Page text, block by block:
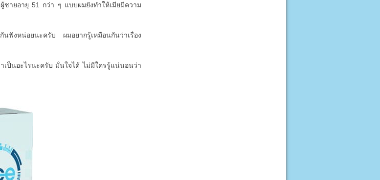
ชายอายุ 51 กว่า ๆ แบบผมยังทำให้เมียมีความ
นฟังหน่อยนะครับ ผมอยากรู้เหมือนกันว่าเรื่อง
ป็นอะไรนะครับ มั่นใจได้ ไม่มีใครรู้แน่นอนว่า